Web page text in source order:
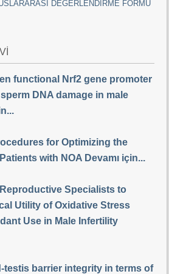
DEĞERLENDİRME FORMU
functional Nrf2 gene promoter
DNA damage in male
for Optimizing the
with NOA Devamı için...
Specialists to
Utility of Oxidative Stress
Use in Male Infertility
testis barrier integrity in terms of